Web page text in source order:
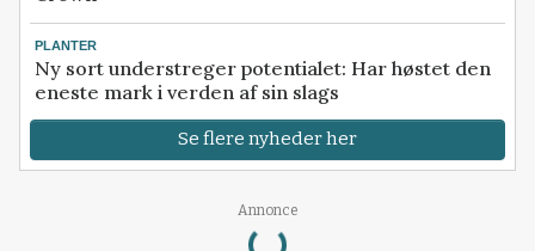
PLANTER
Ny sort understreger potentialet: Har høstet den
eneste mark i verden af sin slags
Se flere nyheder her
Annonce
Loading...